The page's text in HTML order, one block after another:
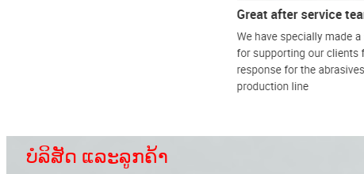
ບໍລິສັດ ແລະລູກຄ້າ